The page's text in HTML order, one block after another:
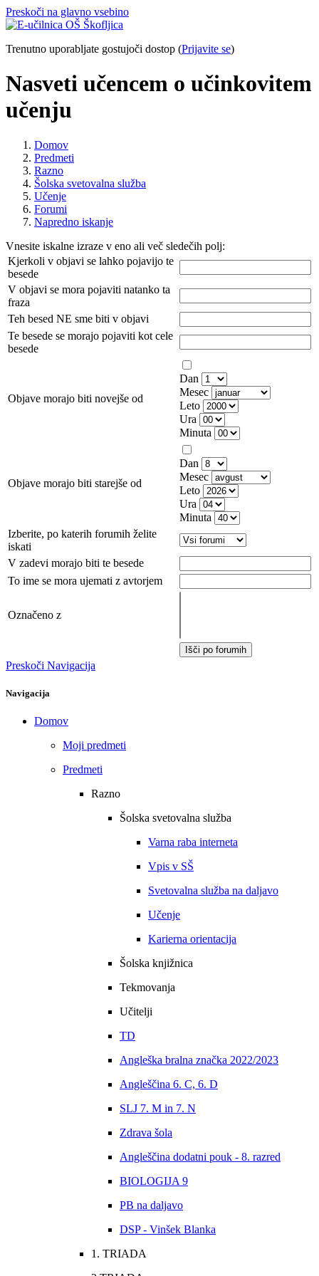
Preskoči na glavno vsebino
Trenutno uporabljate gostujoči dostop (Prijavite se)
Nasveti učencem o učinkovitem
učenju
Domov
Predmeti
Razno
Šolska svetovalna služba
Učenje
Forumi
Napredno iskanje
Vnesite iskalne izraze v eno ali več sledečih polj:
Kjerkoli v objavi se lahko pojavijo te
besede
V objavi se mora pojaviti natanko ta
fraza
Teh besed NE sme biti v objavi
Te besede se morajo pojaviti kot cele
besede
Objave morajo biti novejše od
Dan
Mesec
Leto
Ura
Minuta
Objave morajo biti starejše od
Dan
Mesec
Leto
Ura
Minuta
Izberite, po katerih forumih želite
iskati
V zadevi morajo biti te besede
To ime se mora ujemati z avtorjem
Označeno z
Išči po forumih
Preskoči Navigacija
Navigacija
Domov
Moji predmeti
Predmeti
Razno
Šolska svetovalna služba
Varna raba interneta
Vpis v SŠ
Svetovalna služba na daljavo
Učenje
Karierna orientacija
Šolska knjižnica
Tekmovanja
Učitelji
TD
Angleška bralna značka 2022/2023
Angleščina 6. C, 6. D
SLJ 7. M in 7. N
Zdrava šola
Angleščina dodatni pouk - 8. razred
BIOLOGIJA 9
PB na daljavo
DSP - Vinšek Blanka
1. TRIADA